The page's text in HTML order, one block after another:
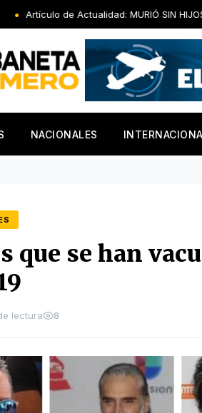
MURIÓ SIN HIJOS, PERO LE DEJÓ
NACIONALES
que se han
lectura 8